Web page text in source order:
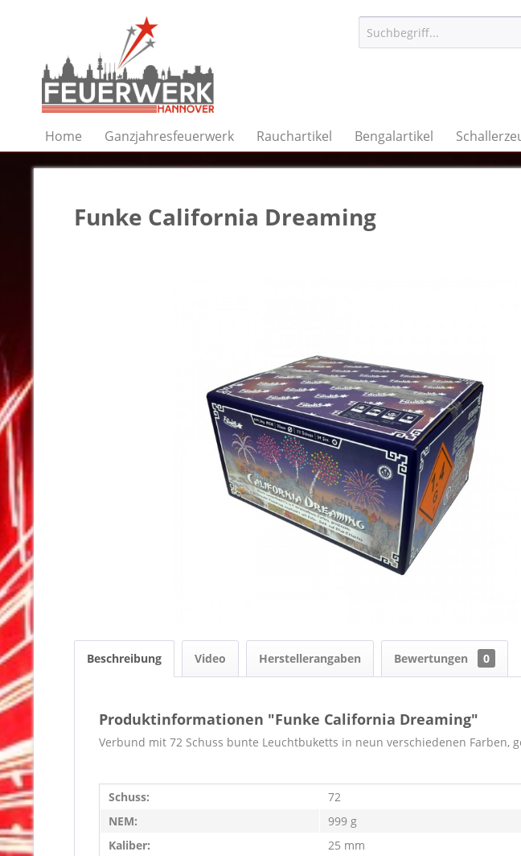
Home Ganzjahresfeuerwerk Rauchartikel Bengalartikel
Funke California Dreaming
Beschreibung Video Herstellerangaben Bewertungen 0
Produktinformationen "Funke California Dreaming"
Verbund mit 72 Schuss bunte Leuchtbuketts in neun verschiedenen
Schuss:
72
NEM:
999 g
Kaliber:
25 mm